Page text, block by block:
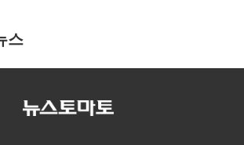
스